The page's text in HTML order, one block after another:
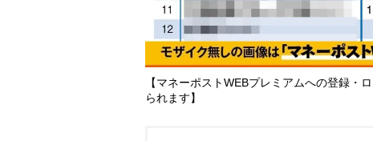
【マネーポストWEBプレミアムへの登録・
られます】